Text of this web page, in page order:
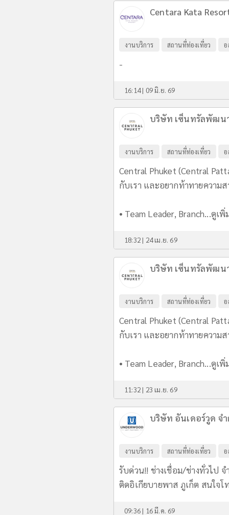
Centara Kata
งานบริการ สถานที่ท่องเที่ยว
-
16:14 | 09 มิ.ย. 69
บริษัท เซ็นทรัลพัฒน
งานบริการ สถานที่ท่องเที่ยว
Central Phuket (Central
กับเรา และอยากท้าทายความ
• Team Leader, Branch...ดูเพิ่
18:32 | 24 เม.ย. 69
บริษัท เซ็นทรัลพัฒน
งานบริการ สถานที่ท่องเที่ยว
Central Phuket (Central
กับเรา และอยากท้าทายความ
• Team Leader, Branch...ดูเพิ่
11:32 | 23 เม.ย. 69
บริษัท อันเดอร์วูด จ
งานบริการ สถานที่ท่องเที่ยว
รับด่วน!! ช่างเชื่อม/ช่างทั่วไป
ติดอิเกียบายพาส ภูเก็ต สนใจโ
09:36 | 16 มี.ค. 69